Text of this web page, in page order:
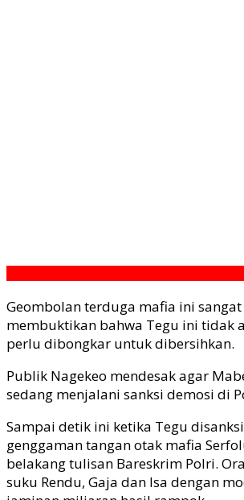
Geombolan terduga mafia ini
membuktikan bahwa Tegu ini tidak
perlu dibongkar untuk dibersihkan.
Publik Nagekeo mendesak agar
sedang menjalani sanksi demosi di
Sampai detik ini ketika Tegu
genggaman tangan otak mafia
belakang tulisan Bareskrim Polri.
suku Rendu, Gaja dan Isa dengan